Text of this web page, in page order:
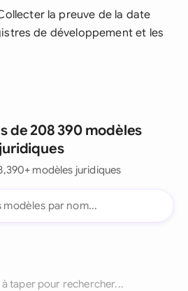
la preuve de la date
de développement et les
de 208 390 modèles
juridiques
modèles juridiques
taper pour rechercher...